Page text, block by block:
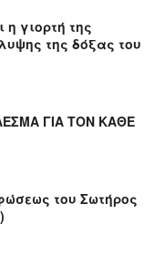
γιορτή της
της δόξας του
ΓΙΑ ΤΟΝ ΚΑΘΕ
του Σωτήρος